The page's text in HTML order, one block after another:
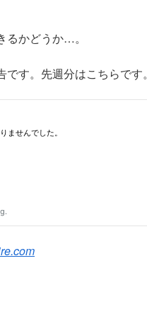
るかどうか…。
す。先週分はこちらです。